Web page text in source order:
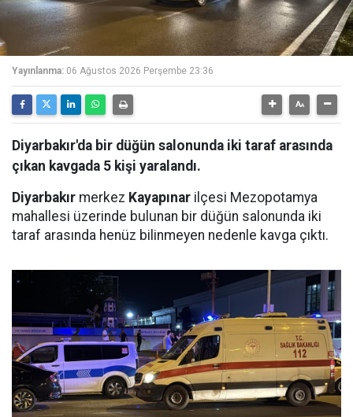
Yayınlanma: 06 Ağustos 2026 Perşembe 23:36
Diyarbakır'da bir düğün salonunda iki taraf arasında
çıkan kavgada 5 kişi yaralandı.
Diyarbakır merkez Kayapınar ilçesi Mezopotamya
mahallesi üzerinde bulunan bir düğün salonunda iki
taraf arasında henüz bilinmeyen nedenle kavga çıktı.